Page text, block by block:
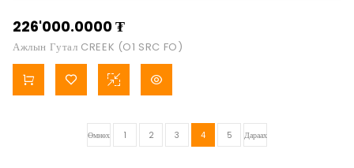
226'000.0000₮
Ажлын Гутал CREEK (O1 SRC FO)
Өмнөх 1 2 3 4 5 Дараах